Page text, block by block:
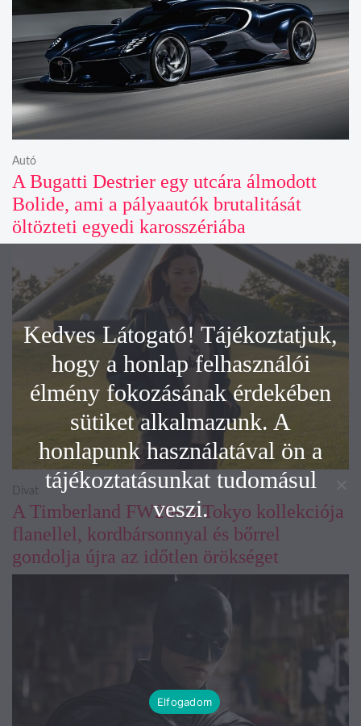
A Bugatti Destrier egy utcára álmodott
Bolide, ami a pályaautók brutalitását
öltözteti egyedi karosszériába
Autó
A Timberland FW26-os Tokyo kollekciója
flanellel, kordbársonnyal és bőrrel
gondolja újra az időtlen örökséget
Divat
Kedves Látogató! Tájékoztatjuk,
hogy a honlap felhasználói
élmény fokozásának érdekében
sütiket alkalmazunk. A
honlapunk használatával ön a
tájékoztatásunkat tudomásul
veszi.
Elfogadom